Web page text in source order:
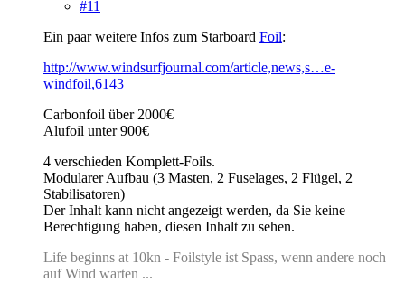
#11
Ein paar weitere Infos zum Starboard Foil:
http://www.windsurfjournal.com/article,news,s…e-
windfoil,6143
Carbonfoil über 2000€
Alufoil unter 900€
4 verschieden Komplett-Foils.
Modularer Aufbau (3 Masten, 2 Fuselages, 2 Flügel, 2
Stabilisatoren)
Der Inhalt kann nicht angezeigt werden, da Sie keine
Berechtigung haben, diesen Inhalt zu sehen.
Life beginns at 10kn - Foilstyle ist Spass, wenn andere noch
auf Wind warten ...